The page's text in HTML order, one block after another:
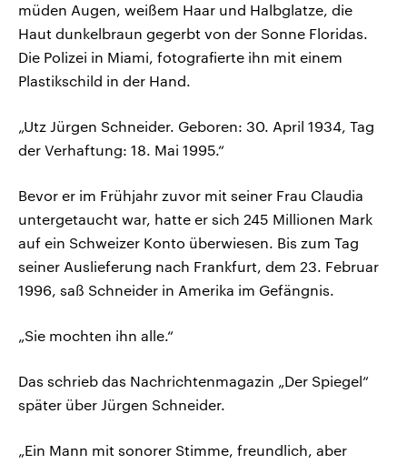
müden Augen, weißem Haar und Halbglatze, die
Haut dunkelbraun gegerbt von der Sonne Floridas.
Die Polizei in Miami, fotografierte ihn mit einem
Plastikschild in der Hand.
„Utz Jürgen Schneider. Geboren: 30. April 1934, Tag
der Verhaftung: 18. Mai 1995.“
Bevor er im Frühjahr zuvor mit seiner Frau Claudia
untergetaucht war, hatte er sich 245 Millionen Mark
auf ein Schweizer Konto überwiesen. Bis zum Tag
seiner Auslieferung nach Frankfurt, dem 23. Februar
1996, saß Schneider in Amerika im Gefängnis.
„Sie mochten ihn alle.“
Das schrieb das Nachrichtenmagazin „Der Spiegel“
später über Jürgen Schneider.
„Ein Mann mit sonorer Stimme, freundlich, aber